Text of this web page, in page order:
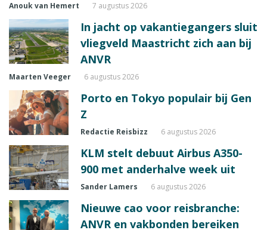
Anouk van Hemert 7 augustus 2026
In jacht op vakantiegangers sluit
vliegveld Maastricht zich aan bij
ANVR
Maarten Veeger 6 augustus 2026
Porto en Tokyo populair bij Gen
Z
Redactie Reisbizz 6 augustus 2026
KLM stelt debuut Airbus A350-
900 met anderhalve week uit
Sander Lamers 6 augustus 2026
Nieuwe cao voor reisbranche:
ANVR en vakbonden bereiken